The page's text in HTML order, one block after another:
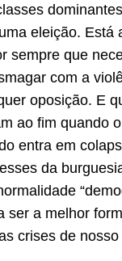
eleição. Está
sempre que
com a
oposição. E
ao fim quando
entra em
da
ser a melhor
crises de